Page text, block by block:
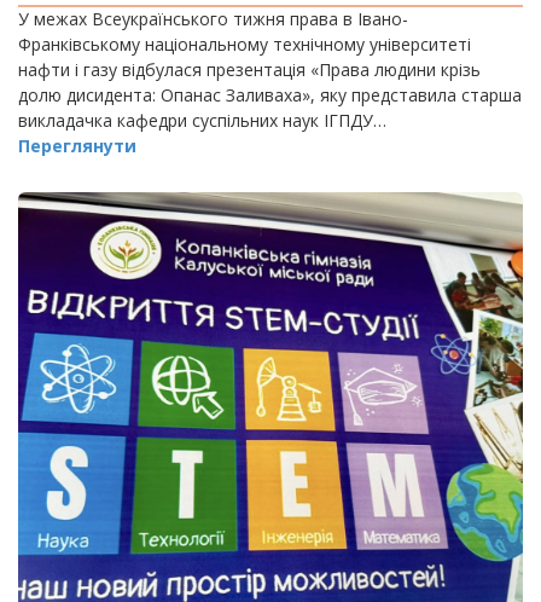
У межах Всеукраїнського тижня права в Івано-
Франківському національному технічному університеті
нафти і газу відбулася презентація «Права людини крізь
долю дисидента: Опанас Заливаха», яку представила старша
викладачка кафедри суспільних наук ІГПДУ…
Переглянути